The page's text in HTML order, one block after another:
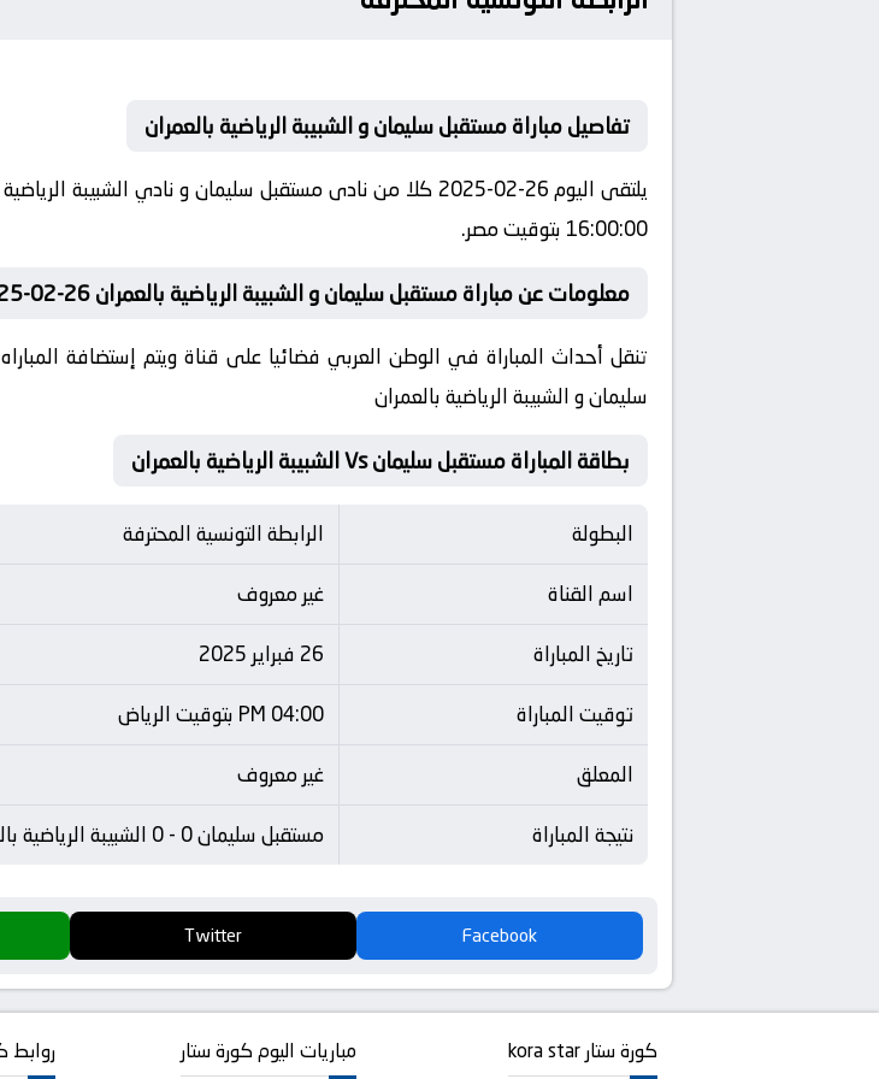
تفاصيل مباراة مستقبل سليمان و الشبيبة الرياضية بالعمران
يلتقى اليوم 26-02-2025 كلا من نادى مستقبل سليمان و نادي
16:00:00 بتوقيت مصر.
معلومات عن مباراة مستقبل سليمان و الشبيبة الرياضية بالعمران 26-02-2025
تنقل أحداث المباراة في الوطن العربي فضائيا على قناة ويتم إستضافة
سليمان و الشبيبة الرياضية بالعمران
بطاقة المباراة مستقبل سليمان Vs الشبيبة الرياضية بالعمران
البطولة
الرابطة التونسية المحترفة
اسم القناة
غير معروف
تاريخ المباراة
26 فبراير 2025
توقيت المباراة
04:00 PM بتوقيت الرياض
المعلق
غير معروف
نتيجة المباراة
مستقبل سليمان 0 - 0 الشبيبة الرياضية بالعمران
Facebook
Twitter
كورة ستار kora star مباريات اليوم كورة ستار روابط